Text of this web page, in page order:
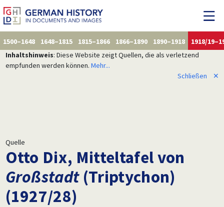
1500–1648 1648–1815 1815–1866 1866–1890 1890–1918
1918/
Inhaltshinweis: Diese Website zeigt Quellen, die als verletzend
empfunden werden können. Mehr...
Schließen
✕
Quelle
Otto Dix, Mitteltafel von
Großstadt(Triptychon)
(1927/28)